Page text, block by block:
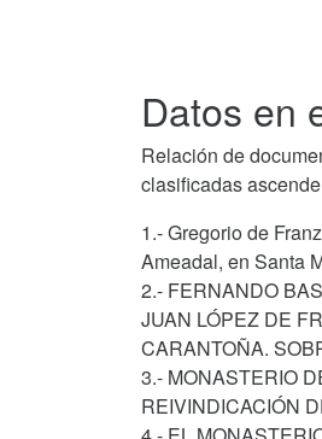
Datos en
Relación de
clasificadas
1.- Gregorio de
Ameadal, en Santa
2.- FERNANDO
JUAN LÓPEZ DE
CARANTOÑA.
3.- MONASTERIO
REIVINDICACIÓN